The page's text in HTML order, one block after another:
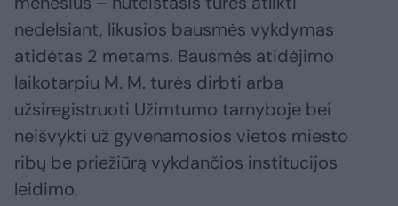
nedelsiant, likusios bausmės vykdymas
atidėtas 2 metams. Bausmės atidėjimo
laikotarpiu M. M. turės dirbti arba
užsiregistruoti Užimtumo tarnyboje bei
neišvykti už gyvenamosios vietos miesto
ribų be priežiūrą vykdančios institucijos
leidimo.